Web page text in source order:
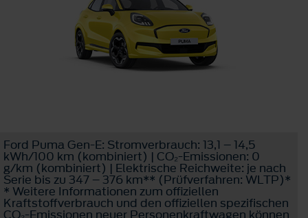
Ford Puma Gen-E: Stromverbrauch: 13,1 – 14,5
kWh/100 km (kombiniert) | CO₂-Emissionen: 0
g/km (kombiniert) | Elektrische Reichweite: je nach
Serie bis zu 347 – 376 km** (Prüfverfahren: WLTP)*
* Weitere Informationen zum offiziellen
Kraftstoffverbrauch und den offiziellen spezifischen
CO₂-Emissionen neuer Personenkraftwagen können